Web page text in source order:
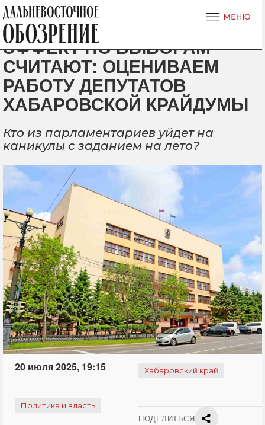
ЭФФЕКТ ПО ВЫБОРАМ
СЧИТАЮТ: ОЦЕНИВАЕМ
РАБОТУ ДЕПУТАТОВ
ХАБАРОВСКОЙ КРАЙДУМЫ
Кто из парламентариев уйдет на
каникулы с заданием на лето?
20 июля 2025, 19:15 Хабаровский край
Политика и власть
ПОДЕЛИТЬСЯ